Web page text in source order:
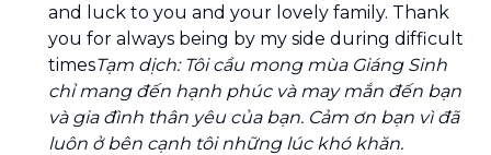
and luck to you and your lovely family. Thank
you for always being by my side during difficult
timesTạm dịch: Tôi cầu mong mùa Giáng Sinh
chỉ mang đến hạnh phúc và may mắn đến bạn
và gia đình thân yêu của bạn. Cảm ơn bạn vì đã
luôn ở bên cạnh tôi những lúc khó khăn.